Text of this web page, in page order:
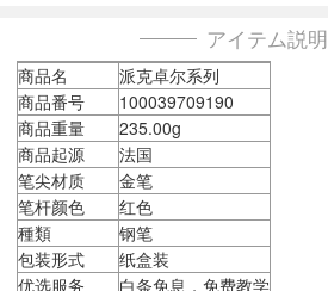
アイテム説明
商品名
派克卓尔系列
商品番号
100039709190
商品重量
235.00g
商品起源
法国
笔尖材质
金笔
笔杆颜色
红色
種類
钢笔
包装形式
纸盒装
优选服务
白条免息，免费教学